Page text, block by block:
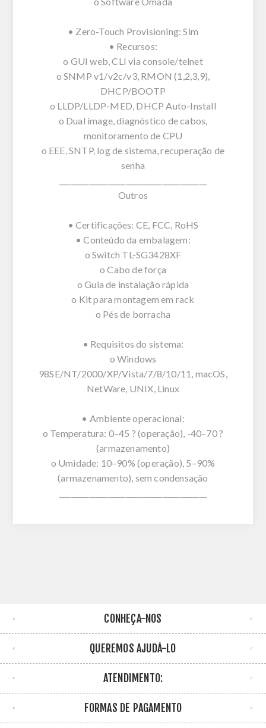
• Zero-Touch Provisioning: Sim
• Recursos:
o GUI web, CLI via console/telnet
o SNMP v1/v2c/v3, RMON (1,2,3,9),
DHCP/BOOTP
o LLDP/LLDP-MED, DHCP Auto-Install
o Dual image, diagnóstico de cabos,
monitoramento de CPU
o EEE, SNTP, log de sistema, recuperação de
senha
Outros
• Certificações: CE, FCC, RoHS
• Conteúdo da embalagem:
o Switch TL-SG3428XF
o Cabo de força
o Guia de instalação rápida
o Kit para montagem em rack
o Pés de borracha
• Requisitos do sistema:
o Windows
98SE/NT/2000/XP/Vista/7/8/10/11, macOS,
NetWare, UNIX, Linux
• Ambiente operacional:
o Temperatura: 0–45 ? (operação), -40–70 ?
(armazenamento)
o Umidade: 10–90% (operação), 5–90%
(armazenamento), sem condensação
CONHEÇA-NOS
QUEREMOS AJUDÁ-LO
ATENDIMENTO:
FORMAS DE PAGAMENTO